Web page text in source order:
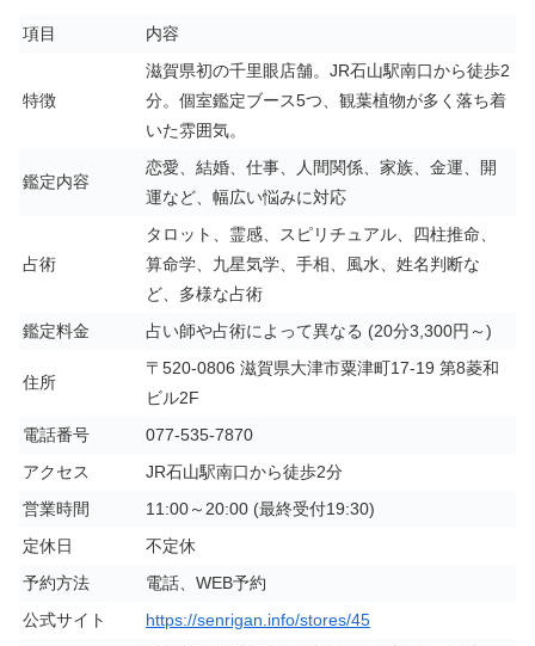
項目 内容
特徴
滋賀県初の千里眼店舗。JR石山駅南口から徒歩2
分。個室鑑定ブース5つ、観葉植物が多く落ち着
いた雰囲気。
鑑定内容
恋愛、結婚、仕事、人間関係、家族、金運、開
運など、幅広い悩みに対応
占術
タロット、霊感、スピリチュアル、四柱推命、
算命学、九星気学、手相、風水、姓名判断な
ど、多様な占術
鑑定料金
占い師や占術によって異なる (20分3,300円～)
住所
〒520-0806 滋賀県大津市粟津町17-19 第8菱和
ビル2F
電話番号
077-535-7870
アクセス
JR石山駅南口から徒歩2分
営業時間
11:00～20:00 (最終受付19:30)
定休日
不定休
予約方法
電話、WEB予約
公式サイト
https://senrigan.info/stores/45